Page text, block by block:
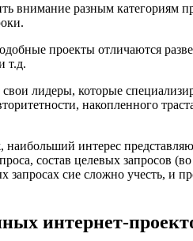
внимание разным категориям
проекты отличаются
т.д.
лидеры, которые
накопленного
наибольший интерес
состав целевых запросов
сие сложно учесть, и
интернет-